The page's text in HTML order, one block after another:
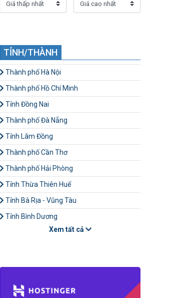
TỈNH/THÀNH
Thành phố Hà Nội
Thành phố Hồ Chí Minh
Tỉnh Đồng Nai
Thành phố Đà Nẵng
Tỉnh Lâm Đồng
Thành phố Cần Thơ
Thành phố Hải Phòng
Tỉnh Thừa Thiên Huế
Tỉnh Bà Rịa - Vũng Tàu
Tỉnh Bình Dương
Xem tất cả